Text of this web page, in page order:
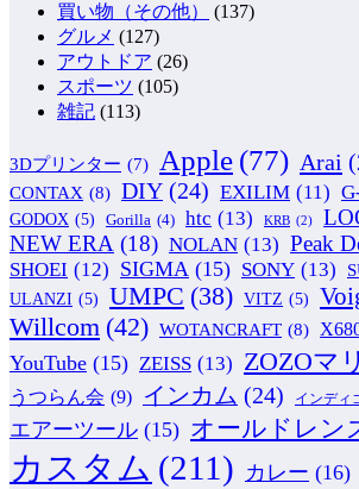
買い物（その他）
(137)
グルメ (127)
アウトドア (26)
スポーツ (105)
雑記 (113)
3Dプリンター (7) Apple (77) Arai
CONTAX (8) DIY (24) EXILIM (11)
GODOX (5) Gorilla (4) htc (13) KRB (2)
NEW ERA (18) NOLAN (13) Peak
SHOEI (12) SIGMA (15) SONY (13)
ULANZI (5) UMPC (38) VITZ (5)
Willcom (42) WOTANCRAFT (8)
YouTube (15) ZEISS (13) ZOZOマ
うつらん会 (9) インカム (24) インディ
エアーツール (15) オールドレン
カスタム (211) カレー (16)